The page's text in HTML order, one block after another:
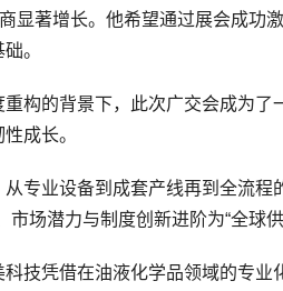
显著增长。他希望通过展会成功
。
的背景下，此次广交会成为了
成长。
业设备到成套产线再到全流程
场潜力与制度创新进阶为“全球供
凭借在油液化学品领域的专业